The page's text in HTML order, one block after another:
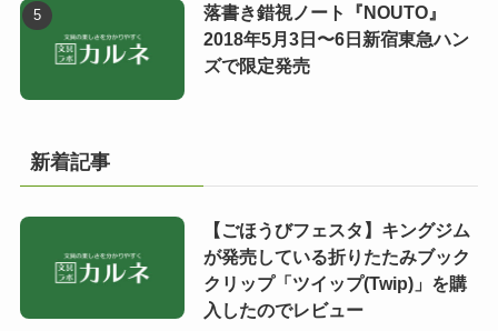
落書き錯視ノート『NOUTO』
2018年5月3日〜6日新宿東急ハン
ズで限定発売
新着記事
【ごほうびフェスタ】キングジム
が発売している折りたたみブック
クリップ「ツイップ(Twip)」を購
入したのでレビュー